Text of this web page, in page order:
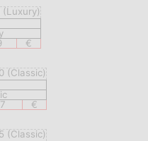
€
€